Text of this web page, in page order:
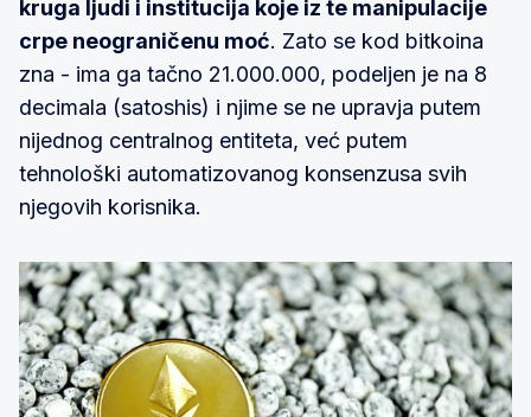
kruga ljudi i institucija koje iz te manipulacije
crpe neograničenu moć. Zato se kod bitkoina
zna - ima ga tačno 21.000.000, podeljen je na 8
decimala (satoshis) i njime se ne upravja putem
nijednog centralnog entiteta, već putem
tehnološki automatizovanog konsenzusa svih
njegovih korisnika.